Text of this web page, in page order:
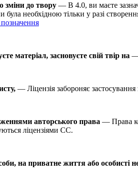
зміни до твору — В 4.0, ви маєте
була необхідною тільки у разі
матеріал, засновуєте свій твір на —
— Ліцензія забороняє
авторського права — Права
ліцензіями СС.
на приватне життя або особисті